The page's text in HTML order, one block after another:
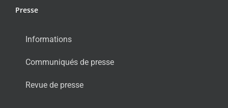
Presse
Informations
Communiqués de presse
Revue de presse